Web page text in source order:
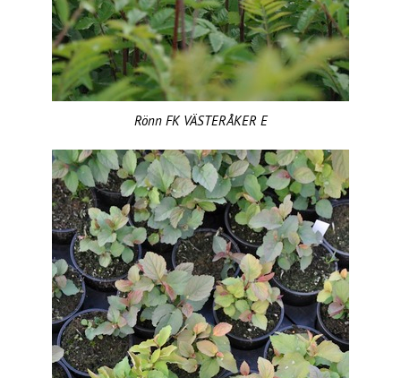
Rönn FK VÄSTERÅKER E